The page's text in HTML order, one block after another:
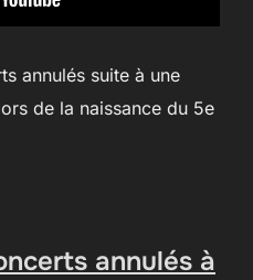
annulés suite à une
de la naissance du 5e
annulés à